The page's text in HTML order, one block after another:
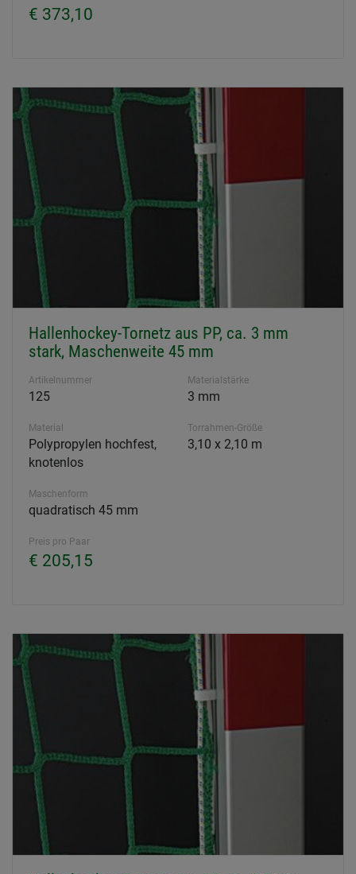
€ 373,10
Hallenhockey-Tornetz aus PP, ca. 3 mm
stark, Maschenweite 45 mm
Artikelnummer
125
Materialstärke
3 mm
Material
Polypropylen hochfest,
knotenlos
Torrahmen-Größe
3,10 x 2,10 m
Maschenform
quadratisch 45 mm
Preis pro Paar
€ 205,15